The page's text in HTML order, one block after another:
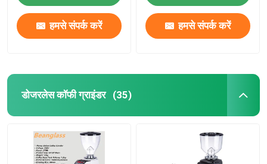
हमसे संपर्क करें हमसे संपर्क करें
डोजरलेस कॉफी ग्राइंडर (35)